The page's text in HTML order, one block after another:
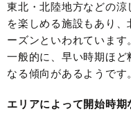
東北・北陸地方などの涼
を楽しめる施設もあり
ーズンといわれています
一般的に、早い時期ほど
なる傾向があるようです
エリアによって開始時